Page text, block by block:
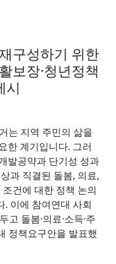
구성하기 위한
보장·청년정책
시
는 지역 주민의 삶을
한 계기입니다. 그러
발공약과 단기성 성과
과 직결된 돌봄, 의료,
건에 대한 정책 논의
. 이에 참여연대 사회
돌봄·의료·소득·주
정책요구안을 발표했